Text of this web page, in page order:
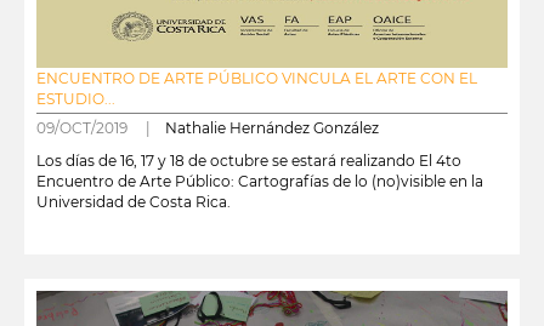
ENCUENTRO DE ARTE PÚBLICO VINCULA EL ARTE CON EL
ESTUDIO...
09/OCT/2019 | Nathalie Hernández González
Los días de 16, 17 y 18 de octubre se estará realizando El 4to
Encuentro de Arte Público: Cartografías de lo (no)visible en la
Universidad de Costa Rica.